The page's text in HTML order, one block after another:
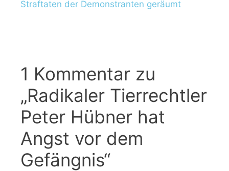
Straftaten der Demonstranten geräumt
1 Kommentar zu
„Radikaler Tierrechtler
Peter Hübner hat
Angst vor dem
Gefängnis“